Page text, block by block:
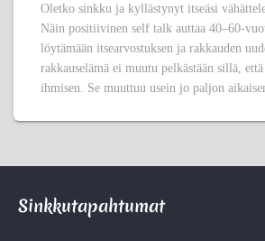
Oletko sinkku ja kyllästynyt itseäsi
Näin positiivinen self talk auttaa 40–60-
löytämään itsearvostuksen ja rakkauden
rakkauselämä ei muutu pelkästään sillä,
ihmisen. Se muuttuu usein jo paljon
Sinkkutapahtumat